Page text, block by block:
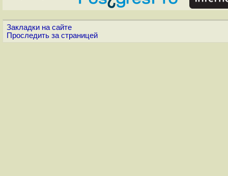
Закладки на сайте
Проследить за страницей